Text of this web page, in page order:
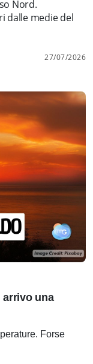
Nord.
dalle medie del
27/07/2026
arrivo una
Forse